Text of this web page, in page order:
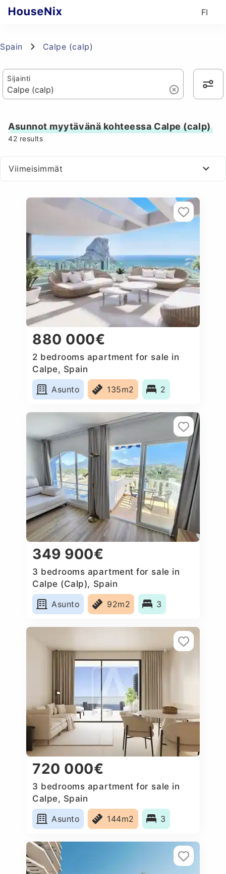
FI
Spain Calpe (calp)
Sijainti
Asunnot myytävänä kohteessa Calpe (calp)
42 results
Viimeisimmät
880 000€
2 bedrooms apartment for sale in
Calpe, Spain
Asunto
135m2 2
349 900€
3 bedrooms apartment for sale in
Calpe (Calp), Spain
Asunto
92m2 3
720 000€
3 bedrooms apartment for sale in
Calpe, Spain
Asunto
144m2 3